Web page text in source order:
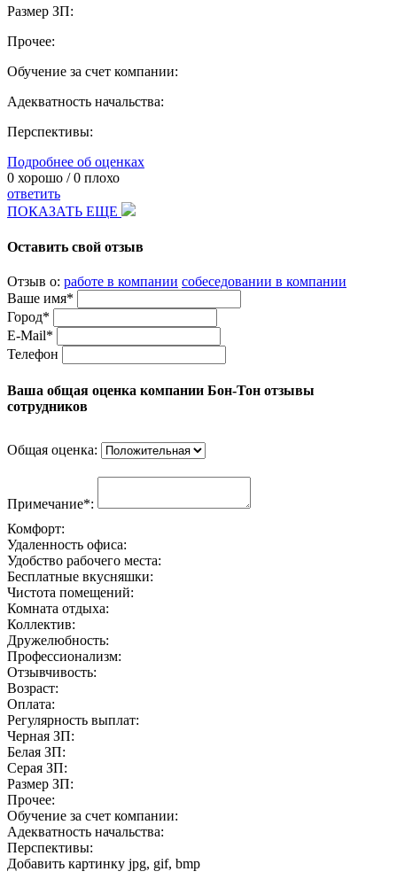
Размер ЗП:
Прочее:
Обучение за счет компании:
Адекватность начальства:
Перспективы:
Подробнее об оценках
0 хорошо /0 плохо
ответить
ПОКАЗАТЬ ЕЩЕ
Оставить свой отзыв
Отзыв о: работе в компании собеседовании в компании
Ваше имя*
Город*
E-Mail*
Телефон
Ваша общая оценка компании Бон-Тон отзывы
сотрудников
Общая оценка:
Примечание*:
Комфорт:
Удаленность офиса:
Удобство рабочего места:
Бесплатные вкусняшки:
Чистота помещений:
Комната отдыха:
Коллектив:
Дружелюбность:
Профессионализм:
Отзывчивость:
Возраст:
Оплата:
Регулярность выплат:
Черная ЗП:
Белая ЗП:
Серая ЗП:
Размер ЗП:
Прочее:
Обучение за счет компании:
Адекватность начальства:
Перспективы:
Добавить картинку jpg, gif, bmp